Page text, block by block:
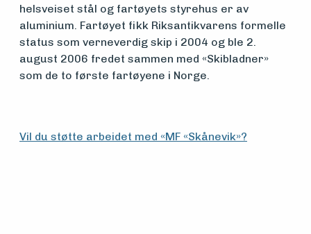
Om
foreningen
helsveiset stål og fartøyets styrehus er av
aluminium. Fartøyet fikk Riksantikvarens formelle
status som verneverdig skip i 2004 og ble 2.
august 2006 fredet sammen med «Skibladner»
som de to første fartøyene i Norge.
Vil du støtte arbeidet med «MF «Skånevik»?